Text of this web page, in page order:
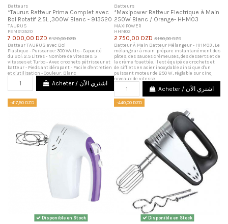
Batteurs
*Taurus Batteur Prima Complet avec
Bol Rotatif 2.5L ,300W Blanc - 913520
TAURUS
PEM913520
7 000,00 DZD 8 120,00 DZD
Batteur TAURUS avec Bol
Plastique - Puissance: 300 Watts - Capacité
du Bol: 2.5 Litres - Nombre de vitesses: 5
vitesses et Turbo - Avec crochets pétrisseur et
batteur - Pieds antidérapant - Facile d'entretien
et d'utilisation - Couleur: Blanc
Acheter / اشتري الآن
Batteurs
*Maxipower Batteur Electrique à Main
250W Blanc / Orange- HHM03
MAXIPOWER
HHM03
2 750,00 DZD 3 190,00 DZD
Batteur À Main Batteur Mélangeur - HHM03 , Le
mélangeur à main prépare instantanément des
pâtes, des sauces crémeuses, des desserts et de
la crème fouettée. Il est équipé de crochets et
de sifflets en acier inoxydable ainsi que d'un
puissant moteur de 250 W, réglable sur cinq
niveaux de vitesse.
Acheter / اشتري الآن
-417,50 DZD
Disponible en Stock
-440,00 DZD
Disponible en Stock